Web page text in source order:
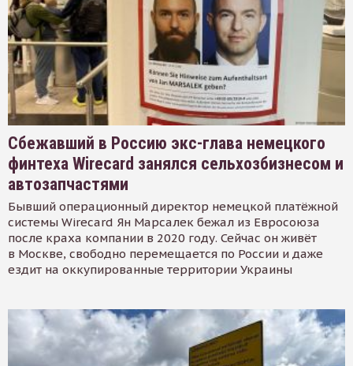
Сбежавший в Россию экс-глава немецкого
финтеха Wirecard занялся сельхозбизнесом и
автозапчастями
Бывший операционный директор немецкой платёжной
системы Wirecard Ян Марсалек бежал из Евросоюза
после краха компании в 2020 году. Сейчас он живёт
в Москве, свободно перемещается по России и даже
ездит на оккупированные территории Украины